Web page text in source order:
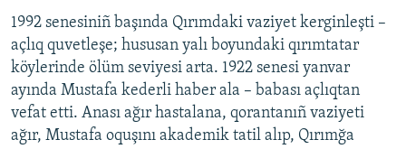
1992 senesiniñ başında Qırımdaki vaziyet kerginleşti –
açlıq quvetleşe; hususan yalı boyundaki qırımtatar
köylerinde ölüm seviyesi arta. 1922 senesi yanvar
ayında Mustafa kederli haber ala – babası açlıqtan
vefat etti. Anası ağır hastalana, qorantanıñ vaziyeti
ağır, Mustafa oquşını akademik tatil alıp, Qırımğa